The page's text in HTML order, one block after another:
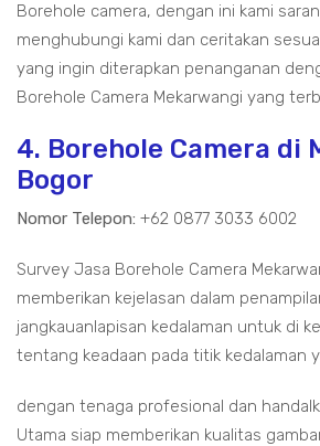
Borehole camera, dengan ini kami
menghubungi kami dan ceritakan
yang ingin diterapkan penanganan
Borehole Camera Mekarwangi yang
4. Borehole Camera di
Bogor
Nomor Telepon: +62 0877 3033 6002
Survey Jasa Borehole Camera
memberikan kejelasan dalam
jangkauanlapisan kedalaman untuk di
tentang keadaan pada titik kedalaman
dengan tenaga profesional dan
Utama siap memberikan kualitas